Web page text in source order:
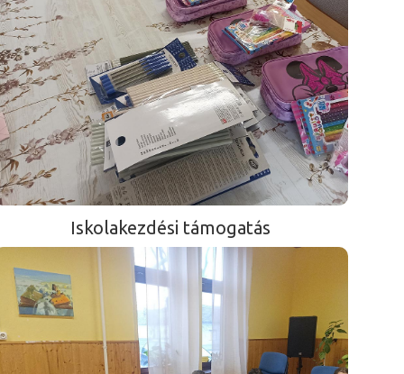
Iskolakezdési támogatás